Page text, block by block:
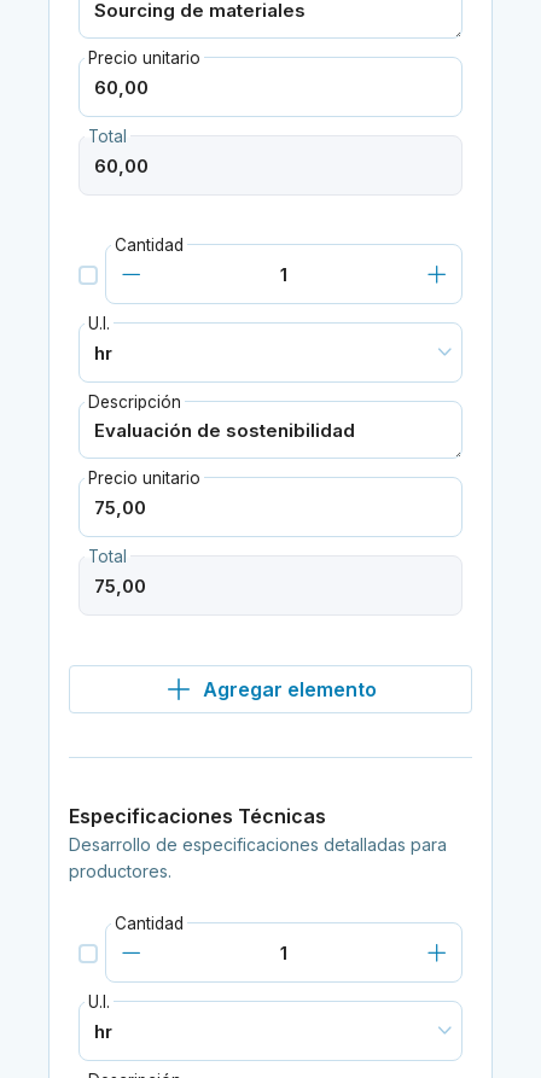
Precio unitario
Total
Cantidad
U.I.
Descripción
Precio unitario
Total
Agregar elemento
Especificaciones Técnicas
Desarrollo de especificaciones detalladas para
productores.
Cantidad
U.I.